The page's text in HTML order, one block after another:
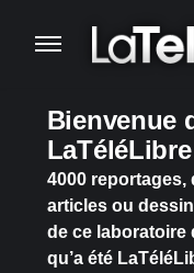
Bienvenue
LaTéléLibre
4000
articles ou
de ce laboratoire
qu’a été